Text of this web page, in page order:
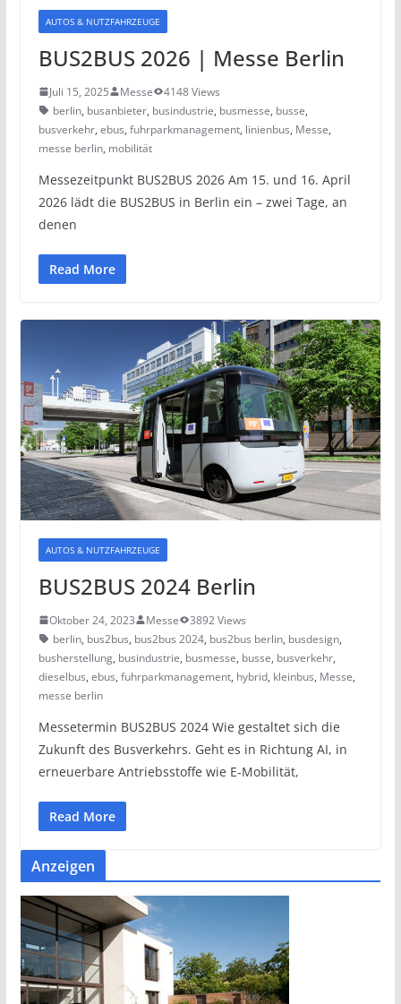
AUTOS & NUTZFAHRZEUGE
BUS2BUS 2026 | Messe Berlin
Juli 15, 2025 Messe
4148 Views
berlin, busanbieter, busindustrie, busmesse, busse,
busverkehr, ebus, fuhrparkmanagement, linienbus, Messe,
messe berlin, mobilität
Messezeitpunkt BUS2BUS 2026 Am 15. und 16. April
2026 lädt die BUS2BUS in Berlin ein – zwei Tage, an
denen
Read More
AUTOS & NUTZFAHRZEUGE
BUS2BUS 2024 Berlin
Oktober 24, 2023 Messe
3892 Views
berlin, bus2bus, bus2bus 2024, bus2bus berlin, busdesign,
busherstellung, busindustrie, busmesse, busse, busverkehr,
dieselbus, ebus, fuhrparkmanagement, hybrid, kleinbus, Messe,
messe berlin
Messetermin BUS2BUS 2024 Wie gestaltet sich die
Zukunft des Busverkehrs. Geht es in Richtung AI, in
erneuerbare Antriebsstoffe wie E-Mobilität,
Read More
Anzeigen